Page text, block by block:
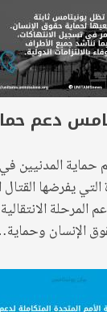
دعم
المدنيين
يفرضها القتال
المرحلة
الإنسان